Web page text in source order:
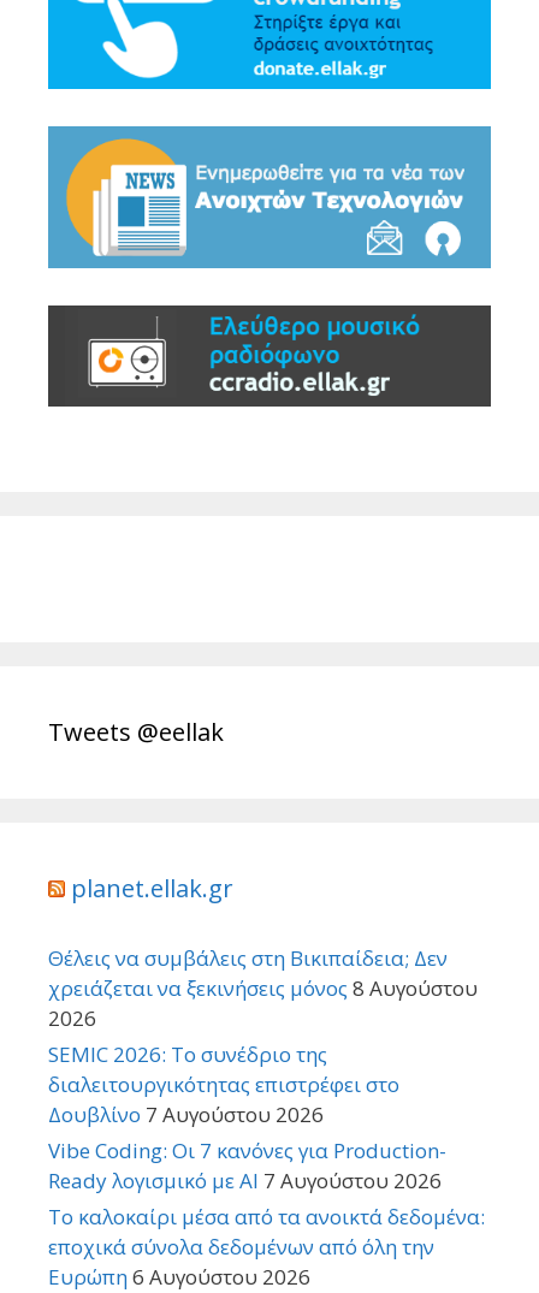
Tweets @eellak
planet.ellak.gr
Θέλεις να συμβάλεις στη Βικιπαίδεια; Δεν
χρειάζεται να ξεκινήσεις μόνος 8 Αυγούστου
2026
SEMIC 2026: Το συνέδριο της
διαλειτουργικότητας επιστρέφει στο
Δουβλίνο 7 Αυγούστου 2026
Vibe Coding: Οι 7 κανόνες για Production-
Ready λογισμικό με AI 7 Αυγούστου 2026
Το καλοκαίρι μέσα από τα ανοικτά δεδομένα:
εποχικά σύνολα δεδομένων από όλη την
Ευρώπη6 Αυγούστου 2026